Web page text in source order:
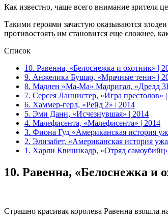
Как известно, чаще всего внимание зрителя
Такими героями зачастую оказываются
противостоять им становится еще сложнее,
Список
10. Равенна, «Белоснежка и охотник» |
9. Анжелика Бушар, «Мрачные тени» |
8. Мадлен «Ма-Ма» Мадригал, «Дредд
7. Серсея Ланнистер, «Игра престолов»
6. Хаммер-герл, «Рейд 2» | 2014
5. Эми Данн, «Исчезнувшая» | 2014
4. Малефисента, «Малефисента» | 2014
3. Фиона Гуд «Американская история
2. Элизабет, «Американская история
1. Харли Квиннкадр, «Отряд
10. Равенна, «Белоснежка и
Страшно красивая королева Равенна взошла